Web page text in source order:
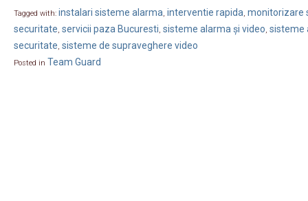
Tagged with: instalari sisteme alarma, interventie rapida, monitorizare
securitate, servicii paza Bucuresti, sisteme alarma și video, sisteme
securitate, sisteme de supraveghere video
Posted in Team Guard